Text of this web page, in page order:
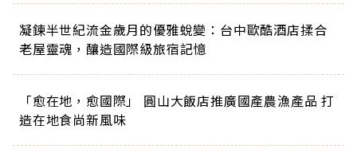
凝鍊半世紀流金歲月的優雅蛻變：台中歐酷酒店揉合
老屋靈魂，釀造國際級旅宿記憶
「愈在地，愈國際」 圓山大飯店推廣國產農漁產品 打
造在地食尚新風味